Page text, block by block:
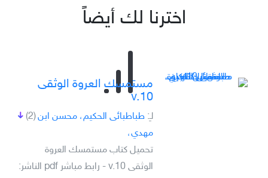
اخترنا لك أيضاً
مستمسك العروة الوثقى
v.10
(2) لـِ: طباطبائى الحكيم، محسن ابن
مهدي،
تحميل كتاب مستمسك العروة
الوثقى v.10 - رابط مباشر pdf الناشر: